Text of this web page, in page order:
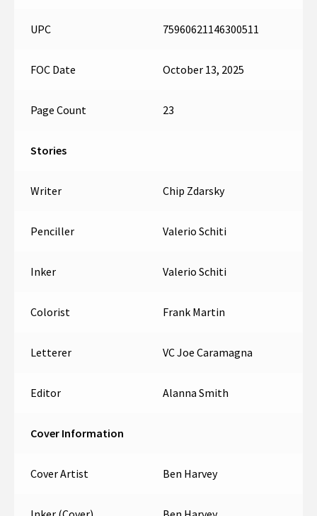
UPC 75960621146300511
FOC Date October 13, 2025
Page Count 23
Stories
Writer Chip Zdarsky
Penciller Valerio Schiti
Inker Valerio Schiti
Colorist Frank Martin
Letterer VC Joe Caramagna
Editor Alanna Smith
Cover Information
Cover Artist Ben Harvey